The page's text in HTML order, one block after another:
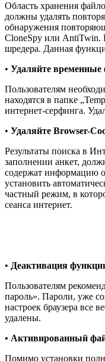
Область хранения
должны удалять
обнаружения
CloneSpy или AntiTwin.
шредера. Данная
• Удаляйте
Пользователям
находятся в папке
интернет-серфинга.
• Удаляйте Browser-
Результаты поиска в
заполнении анкет,
содержат информацию о
установить
частный режим, в
сеанса интернет.
• Деактивация
Пользователям
пароль». Пароли, уже
настроек браузера все
удалены.
• Активированный
Помимо установки